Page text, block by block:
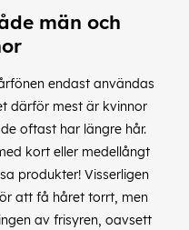
män och
endast användas
därför mest är kvinnor
oftast har längre hår.
kort eller medellångt
produkter! Visserligen
att få håret torrt, men
av frisyren, oavsett